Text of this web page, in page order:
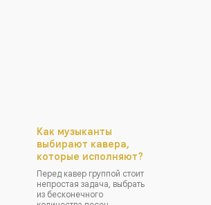
Как музыканты
выбирают кавера,
которые исполняют?
Перед кавер группой стоит
непростая задача, выбрать
из бесконечного